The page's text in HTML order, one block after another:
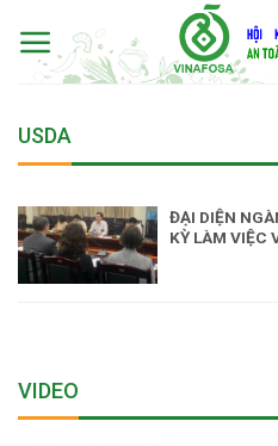
content
USDA
ĐẠI DIỆN
KỲ LÀM VIỆC
VIDEO